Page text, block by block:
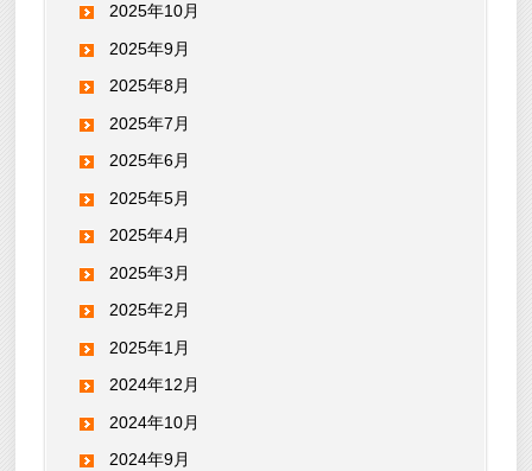
2025年10月
2025年9月
2025年8月
2025年7月
2025年6月
2025年5月
2025年4月
2025年3月
2025年2月
2025年1月
2024年12月
2024年10月
2024年9月